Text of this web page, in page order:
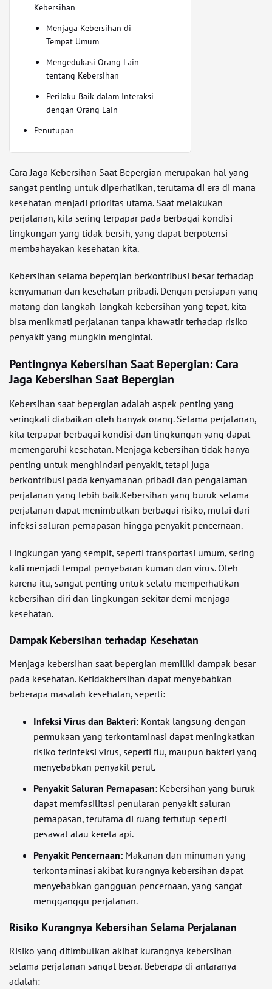
Kebersihan
Menjaga Kebersihan di
Tempat Umum
Mengedukasi Orang Lain
tentang Kebersihan
Perilaku Baik dalam Interaksi
dengan Orang Lain
Penutupan
Cara Jaga Kebersihan Saat Bepergian merupakan hal yang
sangat penting untuk diperhatikan, terutama di era di mana
kesehatan menjadi prioritas utama. Saat melakukan
perjalanan, kita sering terpapar pada berbagai kondisi
lingkungan yang tidak bersih, yang dapat berpotensi
membahayakan kesehatan kita.
Kebersihan selama bepergian berkontribusi besar terhadap
kenyamanan dan kesehatan pribadi. Dengan persiapan yang
matang dan langkah-langkah kebersihan yang tepat, kita
bisa menikmati perjalanan tanpa khawatir terhadap risiko
penyakit yang mungkin mengintai.
Pentingnya Kebersihan Saat Bepergian: Cara
Jaga Kebersihan Saat Bepergian
Kebersihan saat bepergian adalah aspek penting yang
seringkali diabaikan oleh banyak orang. Selama perjalanan,
kita terpapar berbagai kondisi dan lingkungan yang dapat
memengaruhi kesehatan. Menjaga kebersihan tidak hanya
penting untuk menghindari penyakit, tetapi juga
berkontribusi pada kenyamanan pribadi dan pengalaman
perjalanan yang lebih baik.Kebersihan yang buruk selama
perjalanan dapat menimbulkan berbagai risiko, mulai dari
infeksi saluran pernapasan hingga penyakit pencernaan.
Lingkungan yang sempit, seperti transportasi umum, sering
kali menjadi tempat penyebaran kuman dan virus. Oleh
karena itu, sangat penting untuk selalu memperhatikan
kebersihan diri dan lingkungan sekitar demi menjaga
kesehatan.
Dampak Kebersihan terhadap Kesehatan
Menjaga kebersihan saat bepergian memiliki dampak besar
pada kesehatan. Ketidakbersihan dapat menyebabkan
beberapa masalah kesehatan, seperti:
Infeksi Virus dan Bakteri: Kontak langsung dengan
permukaan yang terkontaminasi dapat meningkatkan
risiko terinfeksi virus, seperti flu, maupun bakteri yang
menyebabkan penyakit perut.
Penyakit Saluran Pernapasan: Kebersihan yang buruk
dapat memfasilitasi penularan penyakit saluran
pernapasan, terutama di ruang tertutup seperti
pesawat atau kereta api.
Penyakit Pencernaan: Makanan dan minuman yang
terkontaminasi akibat kurangnya kebersihan dapat
menyebabkan gangguan pencernaan, yang sangat
mengganggu perjalanan.
Risiko Kurangnya Kebersihan Selama Perjalanan
Risiko yang ditimbulkan akibat kurangnya kebersihan
selama perjalanan sangat besar. Beberapa di antaranya
adalah: